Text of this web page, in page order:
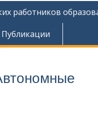
работников
Публикации